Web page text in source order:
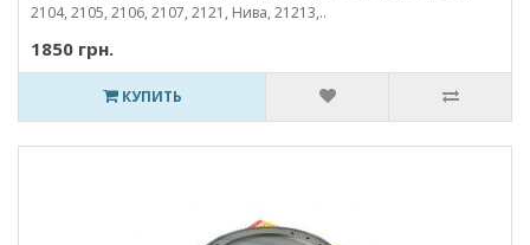
2104, 2105, 2106, 2107, 2121, Нива, 21213,..
1850 грн.
КУПИТЬ